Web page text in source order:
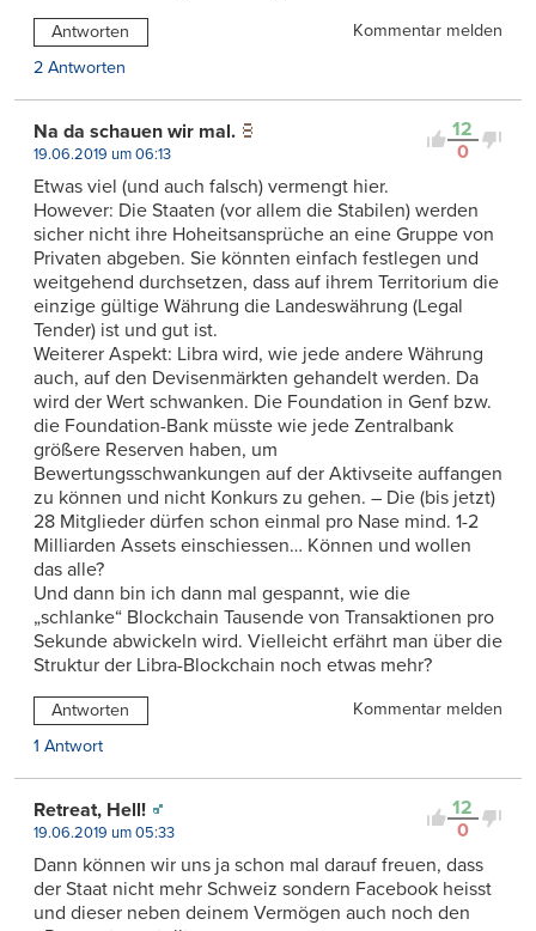
Antworten
Kommentar melden
2 Antworten
12
0
Na da schauen wir mal.
19.06.2019 um 06:13
Etwas viel (und auch falsch) vermengt hier.
However: Die Staaten (vor allem die Stabilen) werden
sicher nicht ihre Hoheitsansprüche an eine Gruppe von
Privaten abgeben. Sie könnten einfach festlegen und
weitgehend durchsetzen, dass auf ihrem Territorium die
einzige gültige Währung die Landeswährung (Legal
Tender) ist und gut ist.
Weiterer Aspekt: Libra wird, wie jede andere Währung
auch, auf den Devisenmärkten gehandelt werden. Da
wird der Wert schwanken. Die Foundation in Genf bzw.
die Foundation-Bank müsste wie jede Zentralbank
größere Reserven haben, um
Bewertungsschwankungen auf der Aktivseite auffangen
zu können und nicht Konkurs zu gehen. – Die (bis jetzt)
28 Mitglieder dürfen schon einmal pro Nase mind. 1-2
Milliarden Assets einschiessen… Können und wollen
das alle?
Und dann bin ich dann mal gespannt, wie die
„schlanke“ Blockchain Tausende von Transaktionen pro
Sekunde abwickeln wird. Vielleicht erfährt man über die
Struktur der Libra-Blockchain noch etwas mehr?
Antworten
Kommentar melden
1 Antwort
12
0
Retreat, Hell!
19.06.2019 um 05:33
Dann können wir uns ja schon mal darauf freuen, dass
der Staat nicht mehr Schweiz sondern Facebook heisst
und dieser neben deinem Vermögen auch noch den